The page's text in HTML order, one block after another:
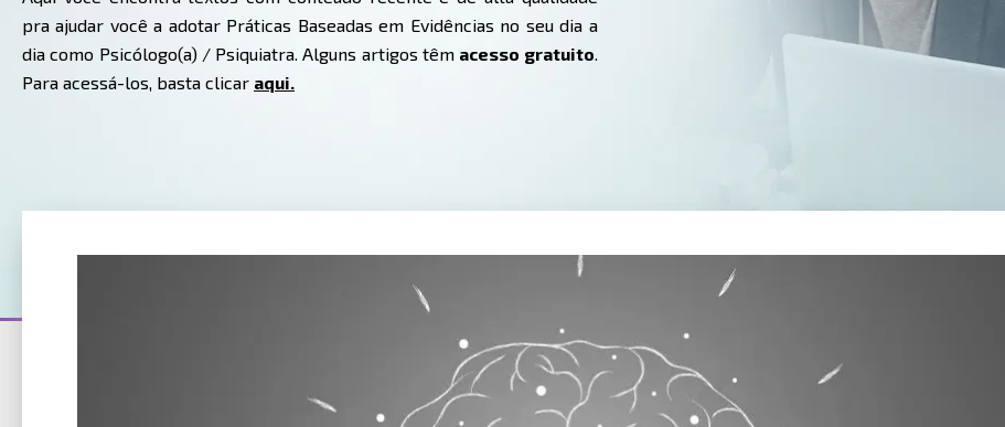
pra ajudar você a adotar Práticas Baseadas em Evidências no seu dia a
dia como Psicólogo(a) / Psiquiatra. Alguns artigos têm acesso gratuito.
Para acessá-los, basta clicar aqui.